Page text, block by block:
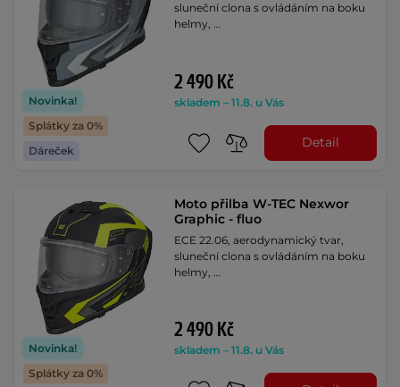
Novinka!
Splátky za 0%
Dáreček
sluneční clona s ovládáním na boku
helmy, …
2 490 Kč
skladem – 11.8. u Vás
Detail
Novinka!
Splátky za 0%
Moto přilba W-TEC Nexwor
Graphic - fluo
ECE 22.06, aerodynamický tvar,
sluneční clona s ovládáním na boku
helmy, …
2 490 Kč
skladem – 11.8. u Vás